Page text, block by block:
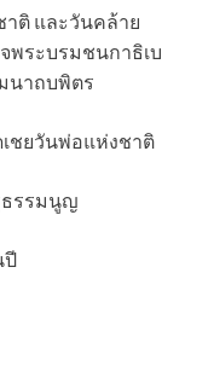
าติ และวันคล้าย
พระบรมชนกาธิเบ
นาถบพิตร
ชยวันพ่อแห่งชาติ
ธรรมนูญ
ปี